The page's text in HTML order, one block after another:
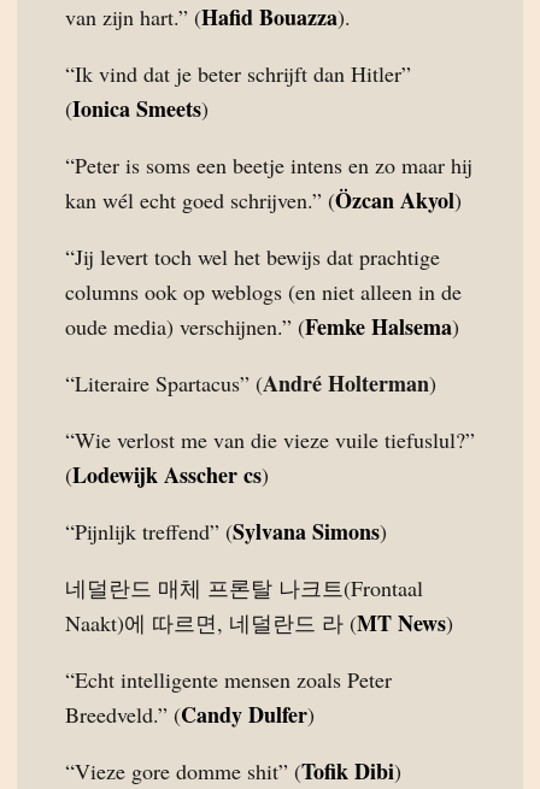
van zijn hart.” (Hafid Bouazza).
“Ik vind dat je beter schrijft dan Hitler”
(Ionica Smeets)
“Peter is soms een beetje intens en zo maar hij
kan wél echt goed schrijven.” (Özcan Akyol)
“Jij levert toch wel het bewijs dat prachtige
columns ook op weblogs (en niet alleen in de
oude media) verschijnen.” (Femke Halsema)
“Literaire Spartacus” (André Holterman)
“Wie verlost me van die vieze vuile tiefuslul?”
(Lodewijk Asscher cs)
“Pijnlijk treffend” (Sylvana Simons)
네덜란드 매체 프론탈 나크트(Frontaal
Naakt)에 따르면, 네덜란드 라 (MT News)
“Echt intelligente mensen zoals Peter
Breedveld.” (Candy Dulfer)
“Vieze gore domme shit” (Tofik Dibi)